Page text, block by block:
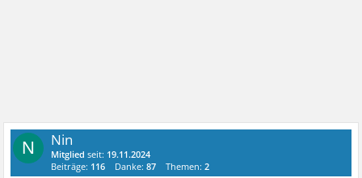
N Nin
Mitglied seit: 19.11.2024
Beiträge: 116 Danke:87 Themen:2